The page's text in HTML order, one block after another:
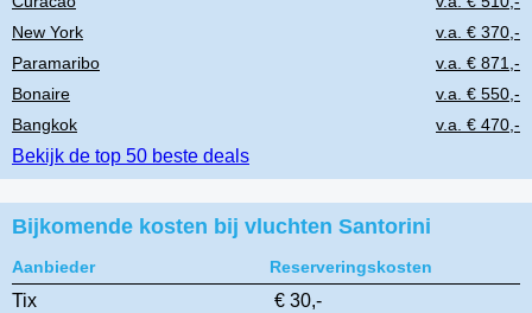
New York
v.a. € 370,-
Paramaribo
v.a. € 871,-
Bonaire
v.a. € 550,-
Bangkok
v.a. € 470,-
Bekijk de top 50 beste deals
Bijkomende kosten bij vluchten Santorini
Aanbieder Reserveringskosten
Tix
€ 30,-